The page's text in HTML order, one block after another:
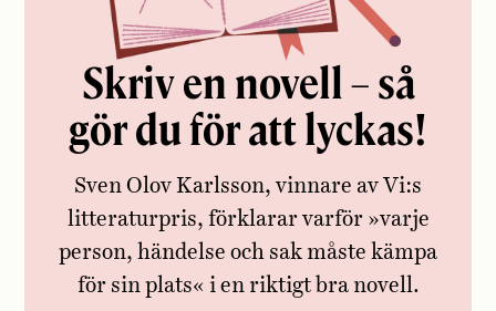
Skriv en novell – så
gör du för att lyckas!
Sven Olov Karlsson, vinnare av Vi:s
litteraturpris, ­förklarar varför »varje
person, händelse och sak måste ­kämpa
för sin plats« i en riktigt bra novell.